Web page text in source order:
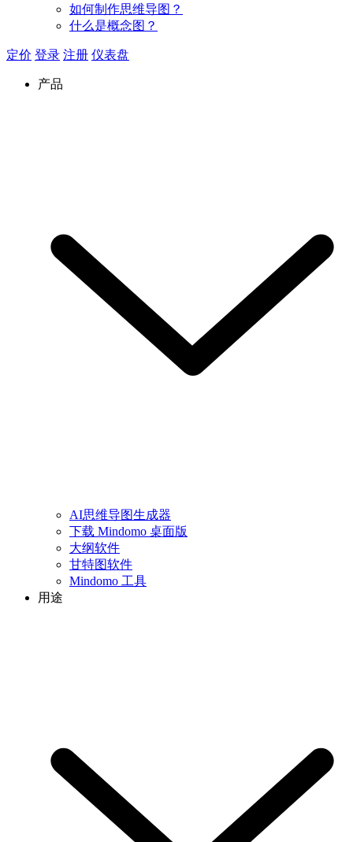
如何制作思维导图？
什么是概念图？
定价 登录 注册 仪表盘
产品
AI思维导图生成器
下载 Mindomo 桌面版
大纲软件
甘特图软件
Mindomo 工具
用途